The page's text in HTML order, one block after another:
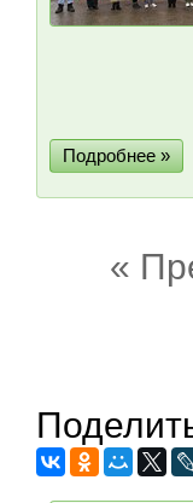
Подробнее »
«